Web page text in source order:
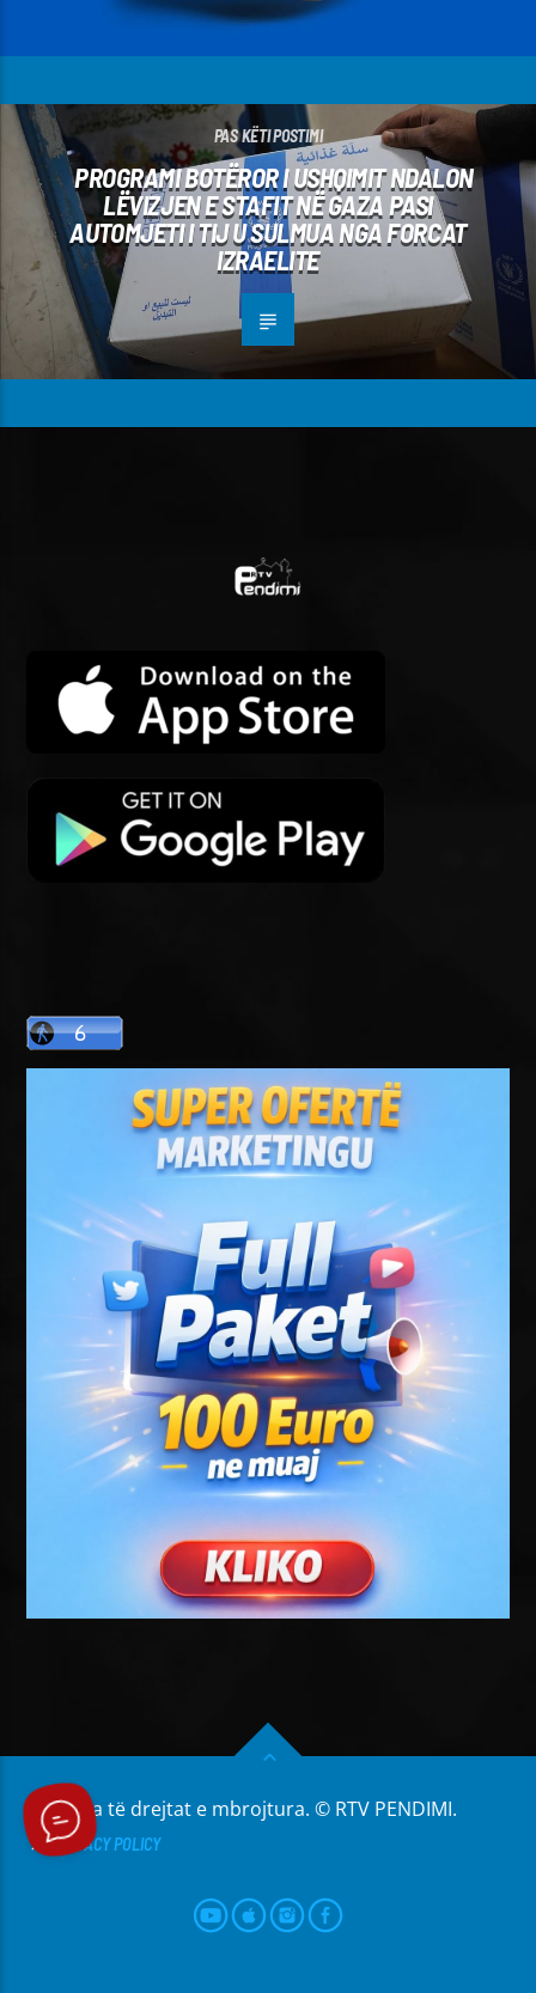
PAS KËTI POSTIMI
PROGRAMI BOTËROR I USHQIMIT NDALON
LËVIZJEN E STAFIT NË GAZA PASI
AUTOMJETI I TIJ U SULMUA NGA FORCAT
IZRAELITE
Të gjitha të drejtat e mbrojtura. © RTV PENDIMI.
PRIVACY POLICY